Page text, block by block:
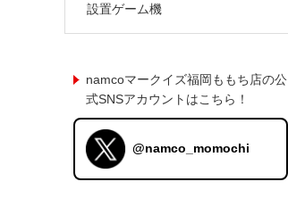
設置ゲーム機
namcoマークイズ福岡ももち店の公
式SNSアカウントはこちら！
@namco_momochi